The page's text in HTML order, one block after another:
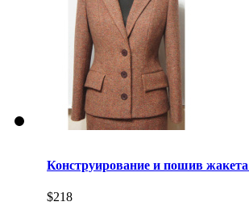
Конструирование и пошив жакета
$218